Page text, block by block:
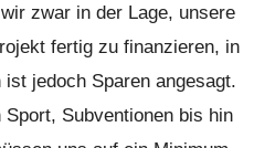
zwar in der Lage, unsere
fertig zu finanzieren, in
jedoch Sparen angesagt.
Subventionen bis hin